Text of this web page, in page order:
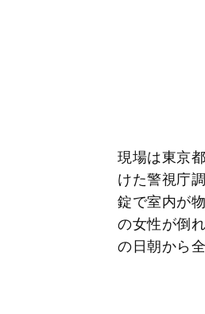
現場は東京
けた警視庁
錠で室内が
の女性が倒
の日朝から